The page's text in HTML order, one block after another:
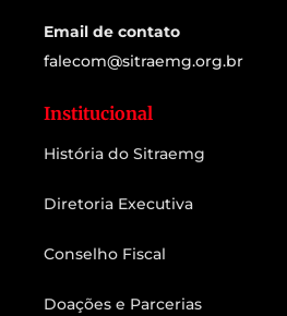
Email de contato
falecom@sitraemg.org.br
Institucional
História do Sitraemg
Diretoria Executiva
Conselho Fiscal
Doações e Parcerias